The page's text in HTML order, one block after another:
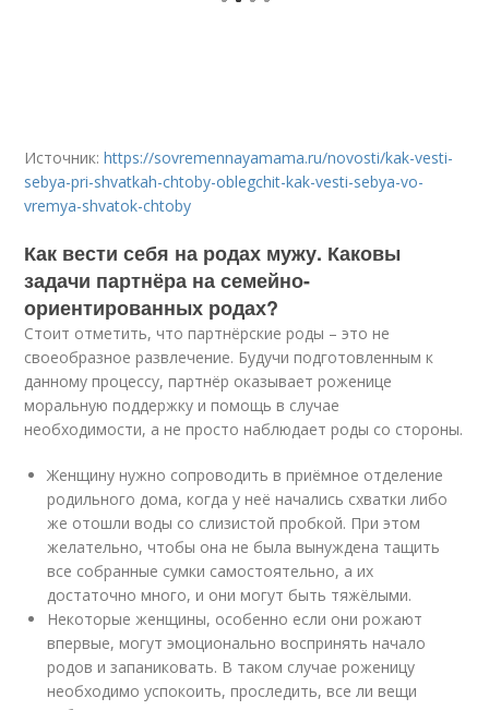
Источник:https://sovremennayamama.ru/novosti/kak-vesti-
sebya-pri-shvatkah-chtoby-oblegchit-kak-vesti-sebya-vo-
vremya-shvatok-chtoby
Как вести себя на родах мужу. Каковы
задачи партнёра на семейно-
ориентированных родах?
Стоит отметить, что партнёрские роды – это не
своеобразное развлечение. Будучи подготовленным к
данному процессу, партнёр оказывает роженице
моральную поддержку и помощь в случае
необходимости, а не просто наблюдает роды со стороны.
Женщину нужно сопроводить в приёмное отделение
родильного дома, когда у неё начались схватки либо
же отошли воды со слизистой пробкой. При этом
желательно, чтобы она не была вынуждена тащить
все собранные сумки самостоятельно, а их
достаточно много, и они могут быть тяжёлыми.
Некоторые женщины, особенно если они рожают
впервые, могут эмоционально воспринять начало
родов и запаниковать. В таком случае роженицу
необходимо успокоить, проследить, все ли вещи